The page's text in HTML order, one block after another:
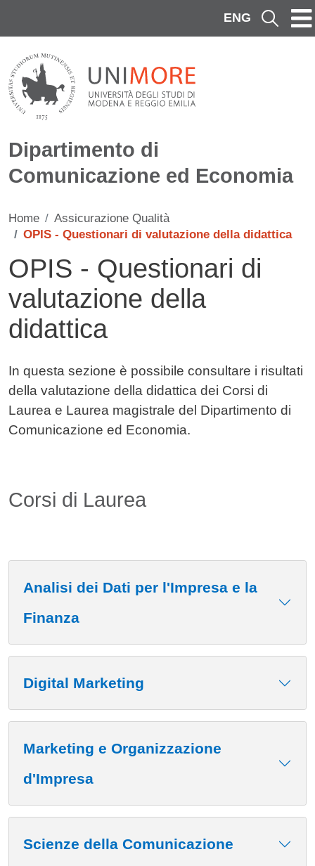
ENG Cerca
Dipartimento di
Comunicazione ed Economia
Home
Assicurazione Qualità
OPIS - Questionari di valutazione della didattica
OPIS - Questionari di
valutazione della
didattica
Contenuto
In questa sezione è possibile consultare i risultati
della valutazione della didattica dei Corsi di
Laurea e Laurea magistrale del Dipartimento di
Comunicazione ed Economia.
Corsi di Laurea
Analisi dei Dati per l'Impresa e la
Finanza
Digital Marketing
Marketing e Organizzazione
d'Impresa
Scienze della Comunicazione